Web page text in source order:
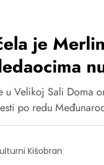
je
u Velikoj Sali Doma
po redu
Kišobran